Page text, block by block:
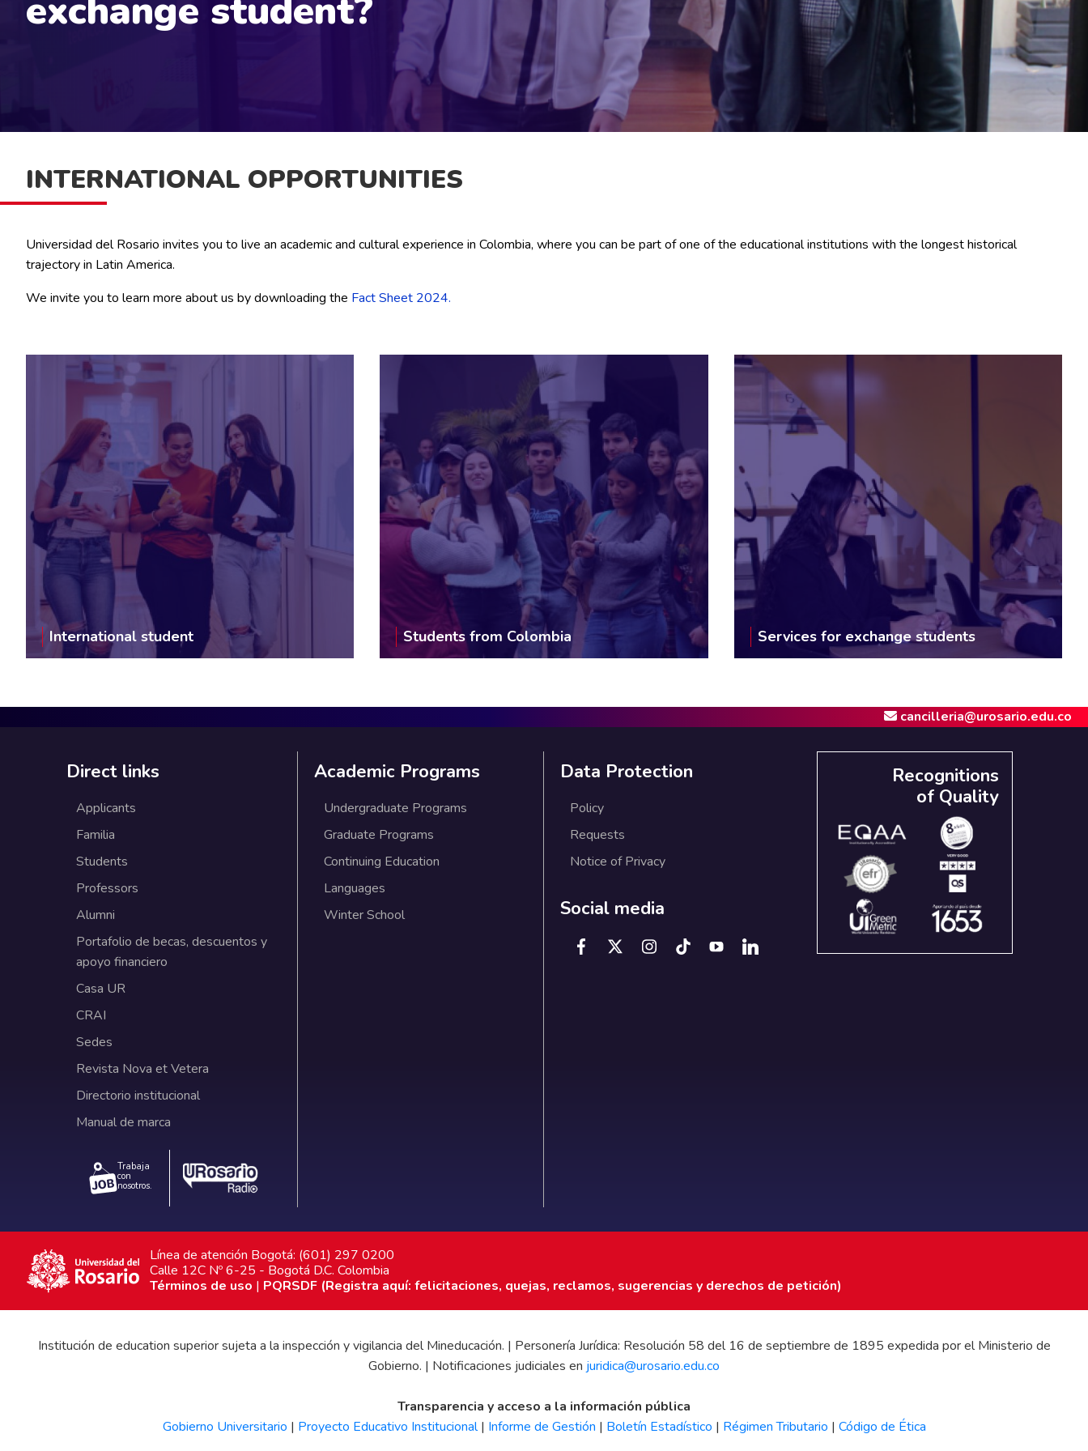
INTERNATIONAL OPPORTUNITIES
Universidad del Rosario invites you to live an academic and cultural experience in Colombia, where you can be part of one of the educational institutions with the longest historical
trajectory in Latin America.
We invite you to learn more about us by downloading the Fact Sheet 2024.
International student Students from Colombia Services for exchange students
cancilleria@urosario.edu.co
Direct links
Applicants
Familia
Students
Professors
Alumni
Portafolio de becas, descuentos y
apoyo financiero
Casa UR
CRAI
Sedes
Revista Nova et Vetera
Directorio institucional
Manual de marca
Trabaja
con
nosotros.
Academic Programs
Undergraduate Programs
Graduate Programs
Continuing Education
Languages
Winter School
Data Protection
Policy
Requests
Notice of Privacy
Social media
Recognitions
of Quality
Línea de atención Bogotá: (601) 297 0200
Calle 12C Nº 6-25 - Bogotá D.C. Colombia
Términos de uso | PQRSDF (Registra aquí: felicitaciones, quejas, reclamos, sugerencias y derechos de petición)
Institución de education superior sujeta a la inspección y vigilancia del Mineducación. | Personería Jurídica: Resolución 58 del 16 de septiembre de 1895 expedida por el Ministerio de
Gobierno. | Notificaciones judiciales en juridica@urosario.edu.co
Transparencia y acceso a la información pública
Gobierno Universitario | Proyecto Educativo Institucional| Informe de Gestión | Boletín Estadístico | Régimen Tributario | Código de Ética